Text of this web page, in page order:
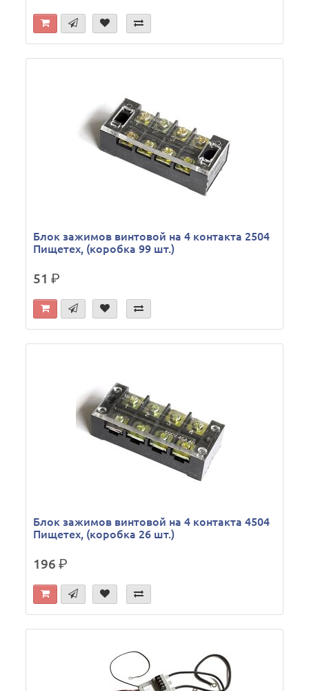
Блок зажимов винтовой на 4 контакта 2504
Пищетех, (коробка 99 шт.)
51р.
Блок зажимов винтовой на 4 контакта 4504
Пищетех, (коробка 26 шт.)
196р.